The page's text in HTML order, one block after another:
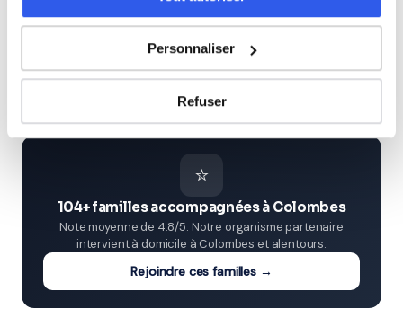
Personnaliser
Refuser
Adultes (Supérieur & Adultes)
⭐
104+ familles accompagnées à Colombes
Note moyenne de 4.8/5. Notre organisme partenaire
intervient à domicile à Colombes et alentours.
Rejoindre ces familles →